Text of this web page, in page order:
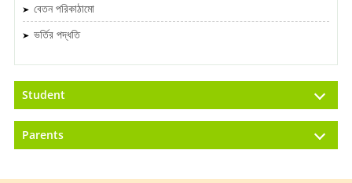
বেতন পরিকাঠামো
ভর্তির পদ্ধতি
Student
Parents